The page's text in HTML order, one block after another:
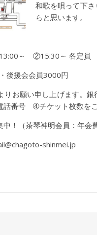
和歌を唄って下
らと思います。
～ ②15:30～ 各定員
援会会員3000円
りお願い申し上げます。
号 ➃チケット枚数をご明
中！（茶琴神明会員：年
shinmei.jp